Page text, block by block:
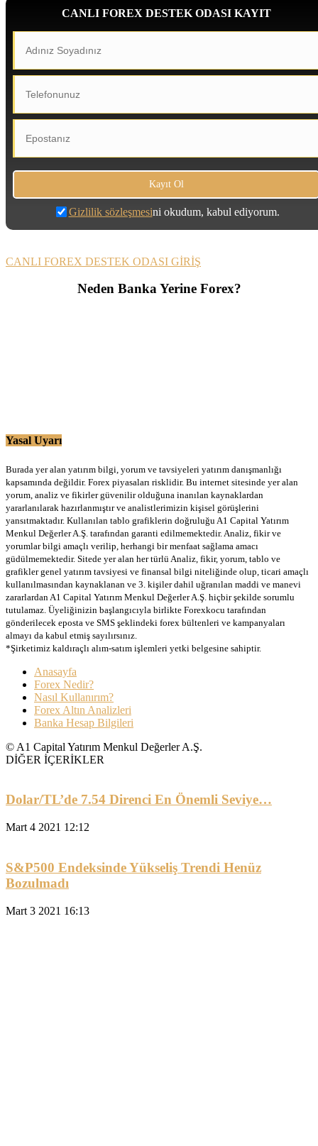
CANLI FOREX DESTEK ODASI KAYIT
Gizlilik sözleşmesini okudum, kabul ediyorum.
CANLI FOREX DESTEK ODASI GİRİŞ
Neden Banka Yerine Forex?
Yasal Uyarı
Burada yer alan yatırım bilgi, yorum ve tavsiyeleri yatırım danışmanlığı
kapsamında değildir. Forex piyasaları risklidir. Bu internet sitesinde yer alan
yorum, analiz ve fikirler güvenilir olduğuna inanılan kaynaklardan
yararlanılarak hazırlanmıştır ve analistlerimizin kişisel görüşlerini
yansıtmaktadır. Kullanılan tablo grafiklerin doğruluğu A1 Capital Yatırım
Menkul Değerler A.Ş. tarafından garanti edilmemektedir. Analiz, fikir ve
yorumlar bilgi amaçlı verilip, herhangi bir menfaat sağlama amacı
güdülmemektedir. Sitede yer alan her türlü Analiz, fikir, yorum, tablo ve
grafikler genel yatırım tavsiyesi ve finansal bilgi niteliğinde olup, ticari amaçlı
kullanılmasından kaynaklanan ve 3. kişiler dahil uğranılan maddi ve manevi
zararlardan A1 Capital Yatırım Menkul Değerler A.Ş. hiçbir şekilde sorumlu
tutulamaz. Üyeliğinizin başlangıcıyla birlikte Forexkocu tarafından
gönderilecek eposta ve SMS şeklindeki forex bültenleri ve kampanyaları
almayı da kabul etmiş sayılırsınız.
*Şirketimiz kaldıraçlı alım-satım işlemleri yetki belgesine sahiptir.
Anasayfa
Forex Nedir?
Nasıl Kullanırım?
Forex Altın Analizleri
Banka Hesap Bilgileri
© A1 Capital Yatırım Menkul Değerler A.Ş.
DİĞER İÇERİKLER
Dolar/TL’de 7.54 Direnci En Önemli Seviye…
Mart 4 2021 12:12
S&P500 Endeksinde Yükseliş Trendi Henüz
Bozulmadı
Mart 3 2021 16:13